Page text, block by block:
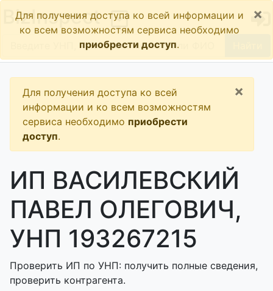
BizInspect
Для получения доступа ко всей информации и
ко всем возможностям сервиса необходимо
приобрести доступ.
×
Для получения доступа ко всей
информации и ко всем возможностям
сервиса необходимо приобрести
доступ.
×
ИП ВАСИЛЕВСКИЙ
ПАВЕЛ ОЛЕГОВИЧ,
УНП 193267215
Проверить ИП по УНП: получить полные сведения,
проверить контрагента.